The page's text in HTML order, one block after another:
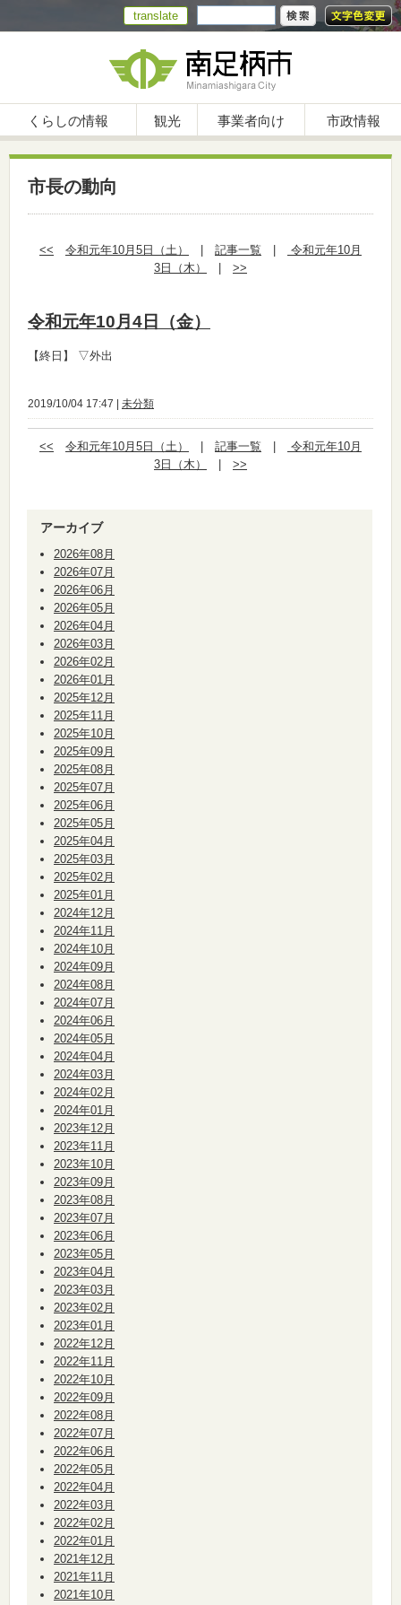
translate
くらしの情報 観光 事業者向け 市政情報
市長の動向
<< 令和元年10月5日（土） 記事一覧
令和元年10月
3日（木）
>>
令和元年10月4日（金）
【終日】 ▽外出
2019/10/04 17:47 | 未分類
<< 令和元年10月5日（土） 記事一覧
令和元年10月
3日（木）
>>
アーカイブ
2026年08月
2026年07月
2026年06月
2026年05月
2026年04月
2026年03月
2026年02月
2026年01月
2025年12月
2025年11月
2025年10月
2025年09月
2025年08月
2025年07月
2025年06月
2025年05月
2025年04月
2025年03月
2025年02月
2025年01月
2024年12月
2024年11月
2024年10月
2024年09月
2024年08月
2024年07月
2024年06月
2024年05月
2024年04月
2024年03月
2024年02月
2024年01月
2023年12月
2023年11月
2023年10月
2023年09月
2023年08月
2023年07月
2023年06月
2023年05月
2023年04月
2023年03月
2023年02月
2023年01月
2022年12月
2022年11月
2022年10月
2022年09月
2022年08月
2022年07月
2022年06月
2022年05月
2022年04月
2022年03月
2022年02月
2022年01月
2021年12月
2021年11月
2021年10月